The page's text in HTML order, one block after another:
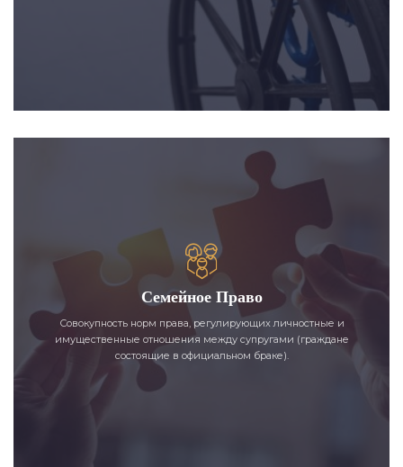
Семейное Право
Совокупность норм права, регулирующих личностные и
имущественные отношения между супругами (граждане
состоящие в официальном браке).